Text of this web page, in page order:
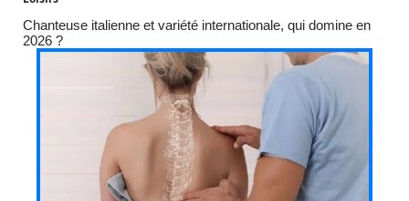
Chanteuse italienne et variété internationale, qui domine en
2026 ?